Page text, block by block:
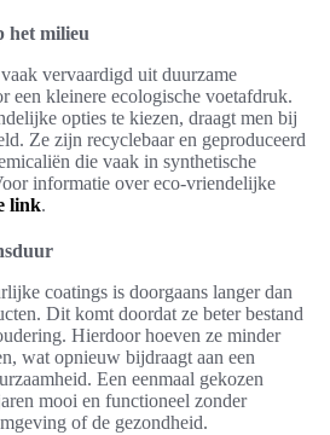
het milieu
vervaardigd uit duurzame
een kleinere ecologische voetafdruk.
opties te kiezen, draagt men bij
Ze zijn recyclebaar en geproduceerd
die vaak in synthetische
informatie over eco-vriendelijke
link.
coatings is doorgaans langer dan
Dit komt doordat ze beter bestand
Hierdoor hoeven ze minder
wat opnieuw bijdraagt aan een
Een eenmaal gekozen
mooi en functioneel zonder
of de gezondheid.